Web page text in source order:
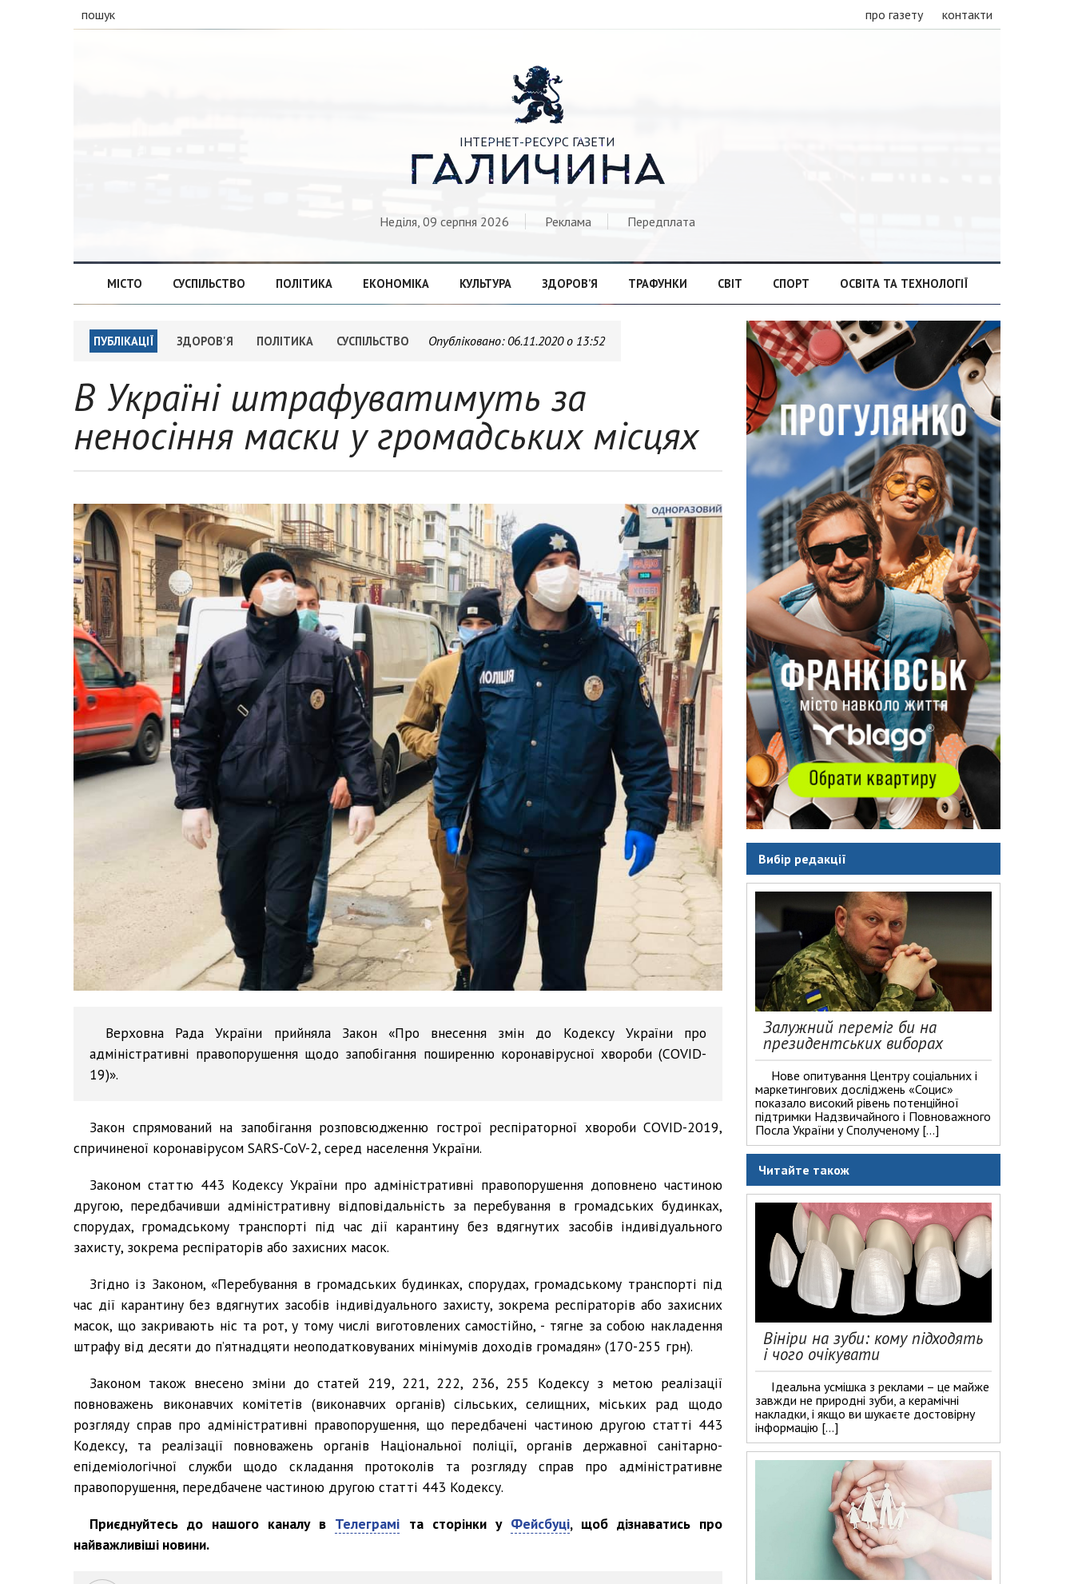
пошук про газету контакти

ІНТЕРНЕТ-РЕСУРС ГАЗЕТИ
ГАЛИЧИНА
Неділя, 09 серпня 2026 Реклама Передплата
МІСТО СУСПІЛЬСТВО ПОЛІТИКА ЕКОНОМІКА КУЛЬТУРА ЗДОРОВ’Я ТРАФУНКИ СВІТ СПОРТ ОСВІТА ТА ТЕХНОЛОГІЇ
ПУБЛІКАЦІЇ ЗДОРОВ'Я ПОЛІТИКА СУСПІЛЬСТВО Опубліковано: 06.11.2020 о 13:52
В Україні штрафуватимуть за
неносіння маски у громадських місцях
Верховна Рада України прийняла Закон «Про внесення змін до Кодексу України про
адміністративні правопорушення щодо запобігання поширенню коронавірусної хвороби (COVID-
19)».
Закон спрямований на запобігання розповсюдженню гострої респіраторної хвороби COVID-2019,
спричиненої коронавірусом SARS-CoV-2, серед населення України.
Законом статтю 443 Кодексу України про адміністративні правопорушення доповнено частиною
другою, передбачивши адміністративну відповідальність за перебування в громадських будинках,
спорудах, громадському транспорті під час дії карантину без вдягнутих засобів індивідуального
захисту, зокрема респіраторів або захисних масок.
Згідно із Законом, «Перебування в громадських будинках, спорудах, громадському транспорті під
час дії карантину без вдягнутих засобів індивідуального захисту, зокрема респіраторів або захисних
масок, що закривають ніс та рот, у тому числі виготовлених самостійно, - тягне за собою накладення
штрафу від десяти до п’ятнадцяти неоподатковуваних мінімумів доходів громадян» (170-255 грн).
Законом також внесено зміни до статей 219, 221, 222, 236, 255 Кодексу з метою реалізації
повноважень виконавчих комітетів (виконавчих органів) сільських, селищних, міських рад щодо
розгляду справ про адміністративні правопорушення, що передбачені частиною другою статті 443
Кодексу, та реалізації повноважень органів Національної поліції, органів державної санітарно-
епідеміологічної служби щодо складання протоколів та розгляду справ про адміністративне
правопорушення, передбачене частиною другою статті 443 Кодексу.
Приєднуйтесь до нашого каналу в Телеграмі та сторінки у Фейсбуці, щоб дізнаватись про
найважливіші новини.
Вибір редакції
Залужний переміг би на
президентських виборах
Нове опитування Центру соціальних і
маркетингових досліджень «Социс»
показало високий рівень потенційної
підтримки Надзвичайного і Повноважного
Посла України у Сполученому […]
Читайте також
Вініри на зуби: кому підходять
і чого очікувати
Ідеальна усмішка з реклами – це майже
завжди не природні зуби, а керамічні
накладки, і якщо ви шукаєте достовірну
інформацію […]